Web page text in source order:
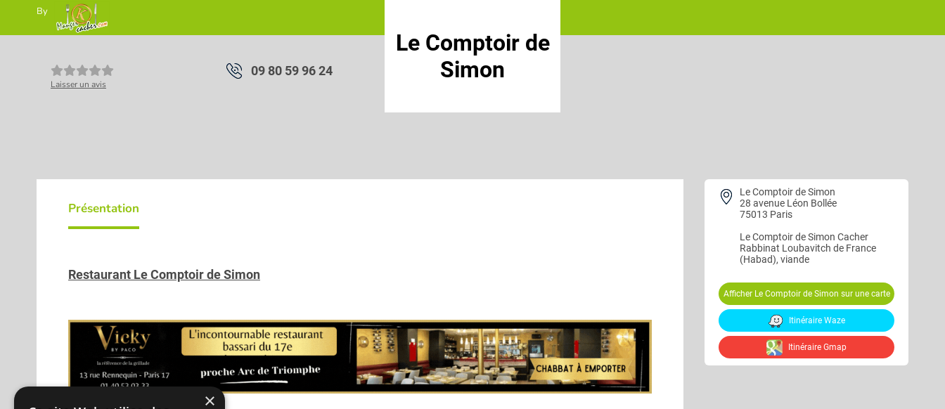
By
Le Comptoir de
Simon
09 80 59 96 24
Laisser un avis
Le Comptoir de Simon
28 avenue Léon Bollée
75013 Paris
Le Comptoir de Simon Cacher
Rabbinat Loubavitch de France
(Habad), viande
Afficher Le Comptoir de Simon sur une carte
Itinéraire Waze
Itinéraire Gmap
Présentation
Restaurant Le Comptoir de Simon
×